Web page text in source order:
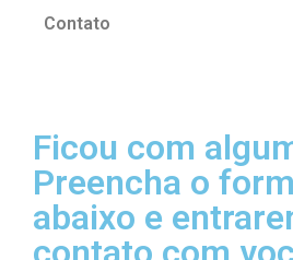
Contato
Ficou com
Preencha o
abaixo e